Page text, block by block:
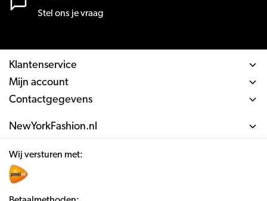
Stel ons je vraag
Klantenservice
Mijn account
Contactgegevens
NewYorkFashion.nl
Wij versturen met: